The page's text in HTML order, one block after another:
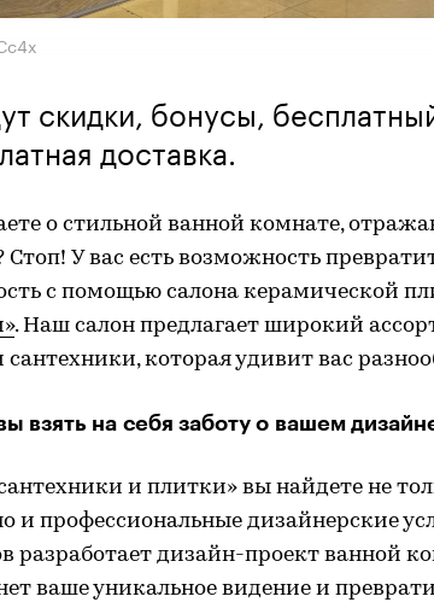
скидки, бонусы,
доставка.
о стильной ванной комнате,
Стоп! У вас есть возможность
с помощью салона керамической
. Наш салон предлагает широкий
которая удивит вас
взять на себя заботу о вашем
и плитки» вы найдете не
и профессиональные дизайнерские
разработает дизайн-проект ванной
ваше уникальное видение и